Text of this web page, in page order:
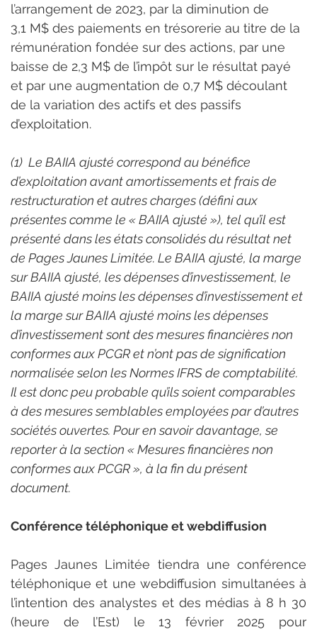
l’arrangement de 2023, par la diminution de
3,1 M$ des paiements en trésorerie au titre de la
rémunération fondée sur des actions, par une
baisse de 2,3 M$ de l’impôt sur le résultat payé
et par une augmentation de 0,7 M$ découlant
de la variation des actifs et des passifs
d’exploitation.
(1)  Le BAIIA ajusté correspond au bénéfice
d’exploitation avant amortissements et frais de
restructuration et autres charges (défini aux
présentes comme le « BAIIA ajusté »), tel qu’il est
présenté dans les états consolidés du résultat net
de Pages Jaunes Limitée. Le BAIIA ajusté, la marge
sur BAIIA ajusté, les dépenses d’investissement, le
BAIIA ajusté moins les dépenses d’investissement et
la marge sur BAIIA ajusté moins les dépenses
d’investissement sont des mesures financières non
conformes aux PCGR et n’ont pas de signification
normalisée selon les Normes IFRS de comptabilité.
Il est donc peu probable qu’ils soient comparables
à des mesures semblables employées par d’autres
sociétés ouvertes. Pour en savoir davantage, se
reporter à la section « Mesures financières non
conformes aux PCGR », à la fin du présent
document.
Conférence téléphonique et webdiffusion
Pages Jaunes Limitée tiendra une conférence
téléphonique et une webdiffusion simultanées à
l’intention des analystes et des médias à 8 h 30
(heure de l’Est) le 13 février 2025 pour